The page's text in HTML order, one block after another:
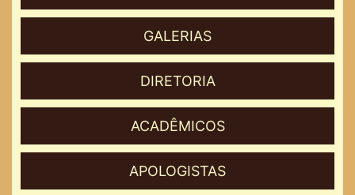
GALERIAS
DIRETORIA
ACADÊMICOS
APOLOGISTAS